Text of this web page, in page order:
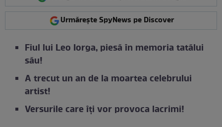
Urmărește SpyNews pe Discover
Fiul lui Leo Iorga, piesă în memoria tatălui
său!
A trecut un an de la moartea celebrului
artist!
Versurile care îți vor provoca lacrimi!